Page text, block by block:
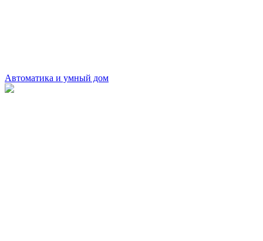
Автоматика и умный дом